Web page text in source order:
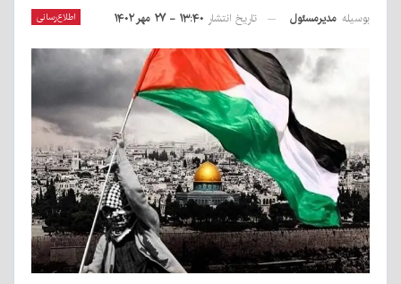
اطلاع‌رسانی بوسیله مدیرمسئول تاریخ انتشار ۱۳:۴۰ - ۲۷ مهر ۱۴۰۲